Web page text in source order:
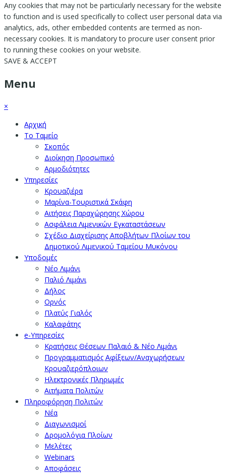
Any cookies that may not be particularly necessary for the website
to function and is used specifically to collect user personal data via
analytics, ads, other embedded contents are termed as non-
necessary cookies. It is mandatory to procure user consent prior
to running these cookies on your website.
SAVE & ACCEPT
Menu
×
Αρχική
Το Ταμείο
Σκοπός
Διοίκηση Προσωπικό
Αρμοδιότητες
Υπηρεσίες
Κρουαζιέρα
Μαρίνα-Τουριστικά Σκάφη
Αιτήσεις Παραχώρησης Χώρου
Ασφάλεια Λιμενικών Εγκαταστάσεων
Σχέδιο Διαχείρισης Αποβλήτων Πλοίων του
Δημοτικού Λιμενικού Ταμείου Μυκόνου
Υποδομές
Νέο Λιμάνι
Παλιό Λιμάνι
Δήλος
Ορνός
Πλατύς Γιαλός
Καλαφάτης
e-Υπηρεσίες
Κρατήσεις Θέσεων Παλαιό & Νέο Λιμάνι
Προγραμματισμός Αφίξεων/Αναχωρήσεων
Κρουαζιερόπλοιων
Ηλεκτρονικές Πληρωμές
Αιτήματα Πολιτών
Πληροφόρηση Πολιτών
Νέα
Διαγωνισμοί
Δρομολόγια Πλοίων
Μελέτες
Webinars
Αποφάσεις